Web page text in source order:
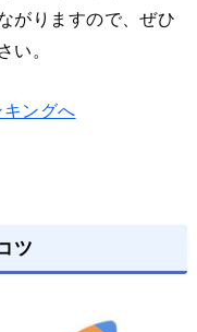
がりますので、ぜひ
い。
ングへ
ツ